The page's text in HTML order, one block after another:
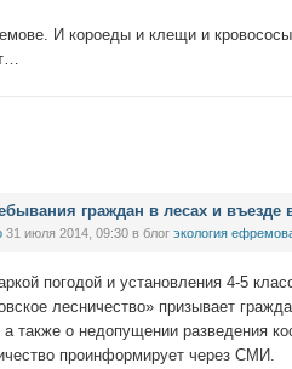
И короеды и клещи и кровососы
граждан в лесах и въезде
31 июля 2014, 09:30 в блог экология
погодой и установления 4-5
лесничество» призывает
также о недопущении разведения
проинформирует через СМИ.